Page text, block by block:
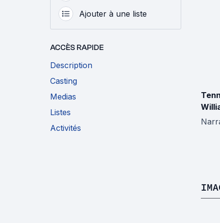
Ajouter à une liste
ACCÈS RAPIDE
Description
Casting
Medias
Listes
Activités